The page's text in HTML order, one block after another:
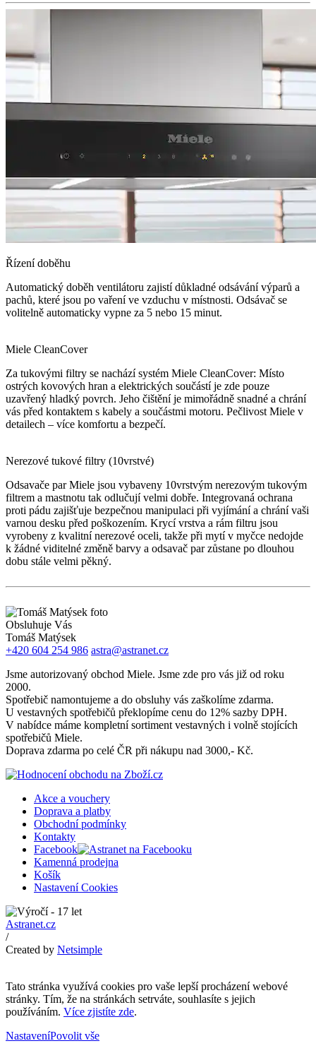
Řízení doběhu
Automatický doběh ventilátoru zajistí důkladné odsávání výparů a
pachů, které jsou po vaření ve vzduchu v místnosti. Odsávač se
volitelně automaticky vypne za 5 nebo 15 minut.
Miele CleanCover
Za tukovými filtry se nachází systém Miele CleanCover: Místo
ostrých kovových hran a elektrických součástí je zde pouze
uzavřený hladký povrch. Jeho čištění je mimořádně snadné a chrání
vás před kontaktem s kabely a součástmi motoru. Pečlivost Miele v
detailech – více komfortu a bezpečí.
Nerezové tukové filtry (10vrstvé)
Odsavače par Miele jsou vybaveny 10vrstvým nerezovým tukovým
filtrem a mastnotu tak odlučují velmi dobře. Integrovaná ochrana
proti pádu zajišťuje bezpečnou manipulaci při vyjímání a chrání vaši
varnou desku před poškozením. Krycí vrstva a rám filtru jsou
vyrobeny z kvalitní nerezové oceli, takže při mytí v myčce nedojde
k žádné viditelné změně barvy a odsavač par zůstane po dlouhou
dobu stále velmi pěkný.
Obsluhuje Vás
Tomáš Matýsek
+420 604 254 986 astra@astranet.cz
Jsme autorizovaný obchod Miele. Jsme zde pro vás již od roku
2000.
Spotřebič namontujeme a do obsluhy vás zaškolíme zdarma.
U vestavných spotřebičů překlopíme cenu do 12% sazby DPH.
V nabídce máme kompletní sortiment vestavných i volně stojících
spotřebičů Miele.
Doprava zdarma po celé ČR při nákupu nad 3000,- Kč.
Akce a vouchery
Doprava a platby
Obchodní podmínky
Kontakty
Facebook
Kamenná prodejna
Košík
Nastavení Cookies
Astranet.cz
/
Created by Netsimple
Tato stránka využívá cookies pro vaše lepší procházení webové
stránky. Tím, že na stránkách setrváte, souhlasíte s jejich
používáním. Více zjistíte zde.
NastaveníPovolit vše